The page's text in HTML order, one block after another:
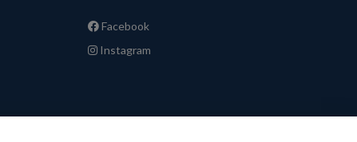
Facebook
Instagram